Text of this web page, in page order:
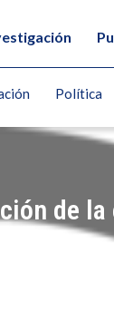
Política
de la